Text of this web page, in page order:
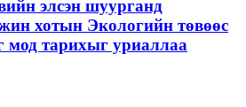
элсэн шуурганд
хотын Экологийн төвөөс
мод тарихыг уриаллаа